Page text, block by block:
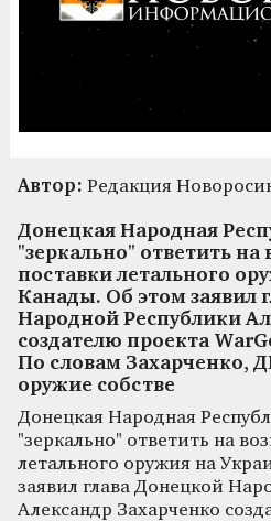
Автор: Редакция
Донецкая Народная
"зеркально" ответить
поставки летального
Канады. Об этом заявил
Народной Республики
создателю проекта
По словам Захарченко,
оружие собстве
Донецкая Народная
"зеркально" ответить на
летального оружия на
заявил глава Донецкой
Александр Захарченко